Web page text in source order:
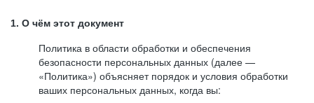
1. О чём этот документ
Политика в области обработки и обеспечения
безопасности персональных данных (далее —
«Политика») объясняет порядок и условия обработки
ваших персональных данных, когда вы: